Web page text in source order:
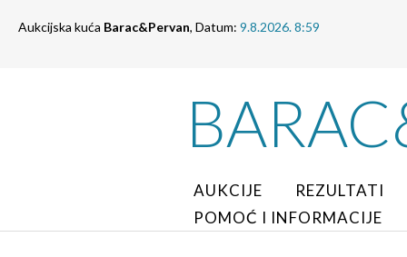
Aukcijska kuća Barac&Pervan, Datum: 9.8.2026. 8:59
AUKCIJE
REZULTATI
POMOĆ I INFORMACIJE